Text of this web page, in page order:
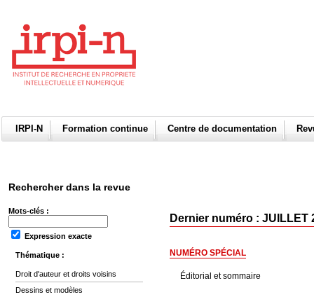
IRPI-N Formation continue Centre de documentation
Rechercher dans la revue
Mots-clés :
Expression exacte
Thématique :
Droit d'auteur et droits voisins
Dessins et modèles
Dernier numéro : JUILLET
NUMÉRO SPÉCIAL
Éditorial et sommaire